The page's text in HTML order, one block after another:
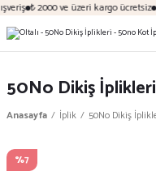
₺ 2000 ve üzeri kargo ücretsiz
50No Dikiş İplikleri
Anasayfa İplik 50No Dikiş
%7